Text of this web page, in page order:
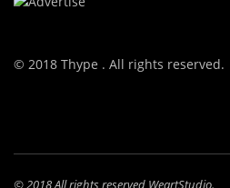
© 2018 Thype . All rights reserved.
© 2018 All rights reserved WeartStudio.